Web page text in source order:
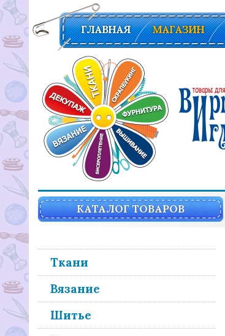
ГЛАВНАЯ МАГАЗИН
КАТАЛОГ ТОВАРОВ
Ткани
Вязание
Шитье